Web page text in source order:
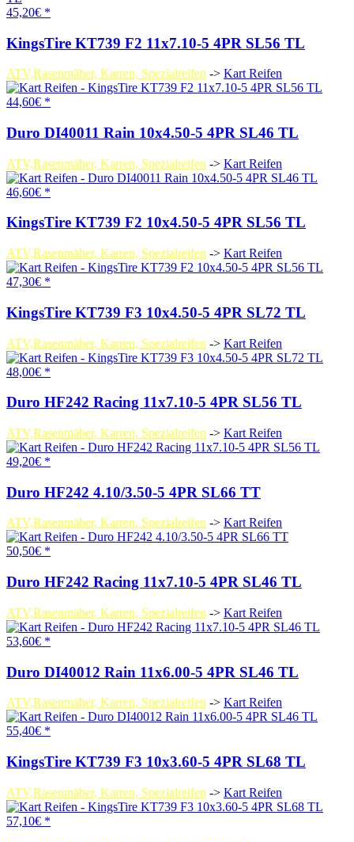
45,20€ *
KingsTire KT739 F2 11x7.10-5 4PR SL56 TL
ATV,Rasenmäher, Karren, Spezialreifen -> Kart Reifen
44,60€ *
Duro DI40011 Rain 10x4.50-5 4PR SL46 TL
ATV,Rasenmäher, Karren, Spezialreifen -> Kart Reifen
46,60€ *
KingsTire KT739 F2 10x4.50-5 4PR SL56 TL
ATV,Rasenmäher, Karren, Spezialreifen -> Kart Reifen
47,30€ *
KingsTire KT739 F3 10x4.50-5 4PR SL72 TL
ATV,Rasenmäher, Karren, Spezialreifen -> Kart Reifen
48,00€ *
Duro HF242 Racing 11x7.10-5 4PR SL56 TL
ATV,Rasenmäher, Karren, Spezialreifen -> Kart Reifen
49,20€ *
Duro HF242 4.10/3.50-5 4PR SL66 TT
ATV,Rasenmäher, Karren, Spezialreifen -> Kart Reifen
50,50€ *
Duro HF242 Racing 11x7.10-5 4PR SL46 TL
ATV,Rasenmäher, Karren, Spezialreifen -> Kart Reifen
53,60€ *
Duro DI40012 Rain 11x6.00-5 4PR SL46 TL
ATV,Rasenmäher, Karren, Spezialreifen -> Kart Reifen
55,40€ *
KingsTire KT739 F3 10x3.60-5 4PR SL68 TL
ATV,Rasenmäher, Karren, Spezialreifen -> Kart Reifen
57,10€ *